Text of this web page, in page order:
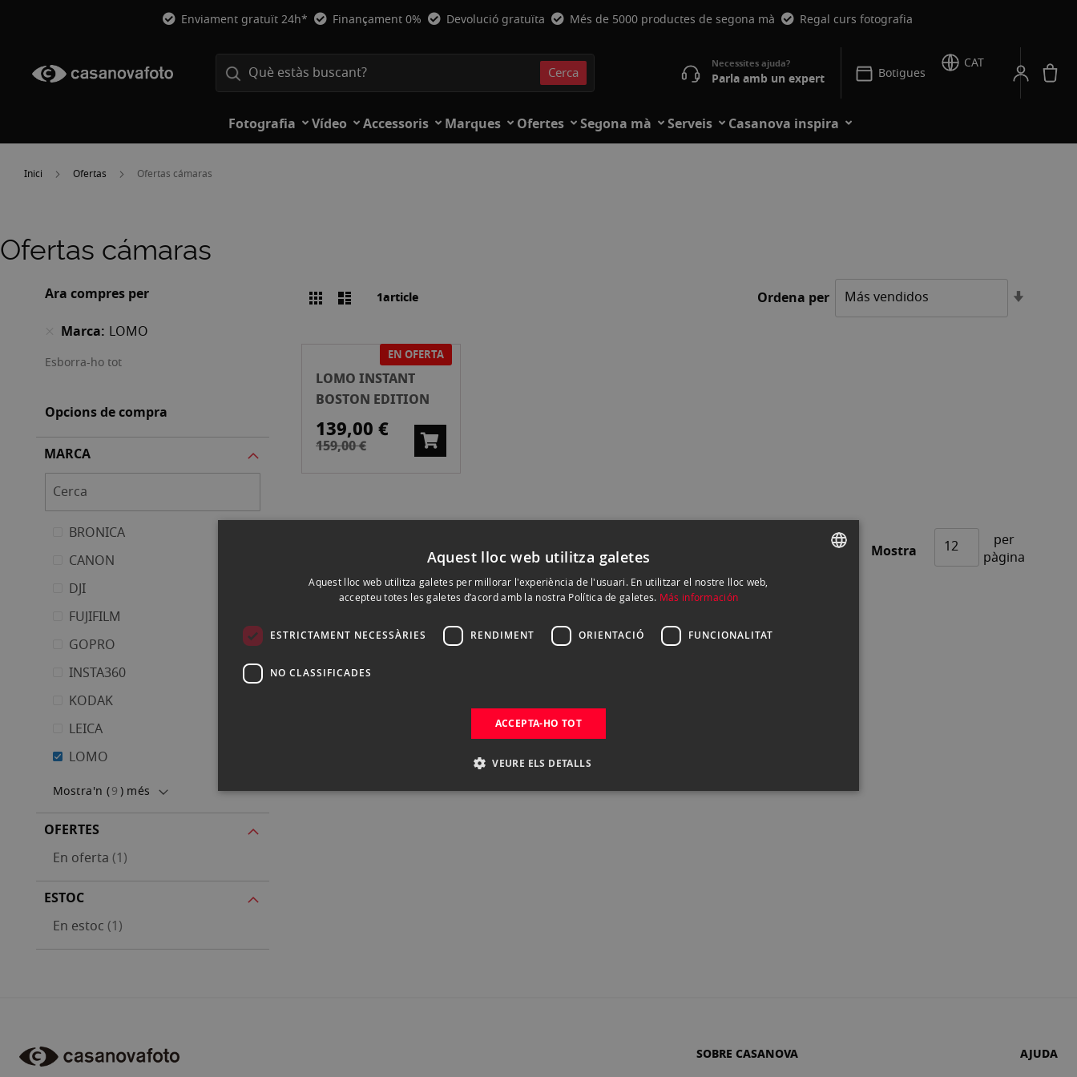
Enviament gratuït 24h* Finançament 0% Devolució gratuïta Més de 5000 productes de segona mà Regal curs fotografia
Cerca Parla amb un expert Botigues
CAT
Fotografia Vídeo Accessoris Marques Ofertes Segona mà Serveis Casanova inspira
Inici Ofertas Ofertas cámaras
Ofertas cámaras
Ara compres per
Marca LOMO
Esborra-ho tot
Opcions de compra
MARCA
BRONICA
CANON
DJI
FUJIFILM
GOPRO
INSTA360
KODAK
LEICA
LOMO
Mostra'n (9) més
OFERTES
En oferta 1
article
ESTOC
En estoc 1
article
Veure
GraellaLlista
1article Ordena per
EN OFERTA
LOMO INSTANT
BOSTON EDITION
139,00 €
159,00 €
Mostra
per
pàgina
SOBRE CASANOVA
AJUDA
Aquest lloc web utilitza galetes
Aquest lloc web utilitza galetes per millorar l'experiència de l'usuari. En utilitzar el nostre lloc web,
accepteu totes les galetes d’acord amb la nostra Política de galetes. Más información
ESTRICTAMENT NECESSÀRIES RENDIMENT ORIENTACIÓ FUNCIONALITAT
NO CLASSIFICADES
ACCEPTA-HO TOT
VEURE ELS DETALLS